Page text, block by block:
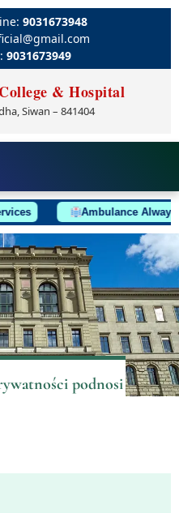
9031673948
9031673949
& Hospital
Siwan – 841404
Ambulance Always On Call
podnosi